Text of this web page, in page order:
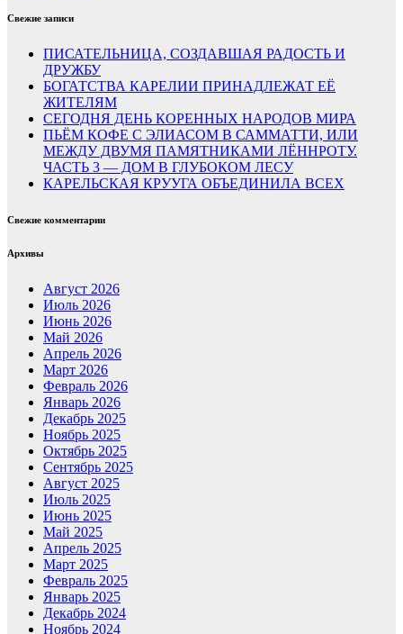
Свежие записи
ПИСАТЕЛЬНИЦА, СОЗДАВШАЯ РАДОСТЬ И
ДРУЖБУ
БОГАТСТВА КАРЕЛИИ ПРИНАДЛЕЖАТ ЕЁ
ЖИТЕЛЯМ
СЕГОДНЯ ДЕНЬ КОРЕННЫХ НАРОДОВ МИРА
ПЬЁМ КОФЕ С ЭЛИАСОМ В САММАТТИ, ИЛИ
МЕЖДУ ДВУМЯ ПАМЯТНИКАМИ ЛЁННРОТУ.
ЧАСТЬ 3 — ДОМ В ГЛУБОКОМ ЛЕСУ
КАРЕЛЬСКАЯ КРУУГА ОБЪЕДИНИЛА ВСЕХ
Свежие комментарии
Архивы
Август 2026
Июль 2026
Июнь 2026
Май 2026
Апрель 2026
Март 2026
Февраль 2026
Январь 2026
Декабрь 2025
Ноябрь 2025
Октябрь 2025
Сентябрь 2025
Август 2025
Июль 2025
Июнь 2025
Май 2025
Апрель 2025
Март 2025
Февраль 2025
Январь 2025
Декабрь 2024
Ноябрь 2024